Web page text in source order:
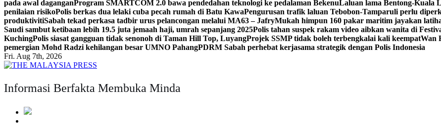
pada awal daganganProgram SMARTCOM 2.0 bawa pendedahan teknologi ke pedalaman BekenuLaluan lama Bentong-Kuala
penilaian risikoPolis berkas dua lelaki cuba pecah rumah di Batu KawaPengurusan trafik laluan Tebobon-Tamparuli perlu
produktivitiSabah tekad perkasa tadbir urus pelancongan melalui MA63 – JafryMukah himpun 160 pakar maritim jayakan
Saudi sambut ketibaan lebih 19.5 juta jemaah haji, umrah sepanjang 2025Polis tahan suspek rakam video aibkan wanita di
KuchingPolis siasat gangguan tidak senonoh di Taman Hill Top, LuyangProjek SSMP tidak boleh terbengkalai kali keempatWan
pemergian Mohd Radzi kehilangan besar UMNO PahangPDRM Sabah perhebat kerjasama strategik dengan Polis Indonesia
Fri. Aug 7th, 2026
Informasi Berfakta Membuka Minda